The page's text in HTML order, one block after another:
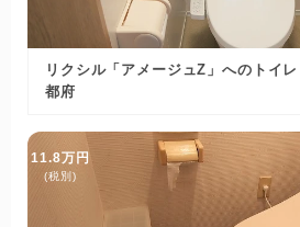
リクシル「アメージュZ」へのトイ
都府
11.8万円
(税別)